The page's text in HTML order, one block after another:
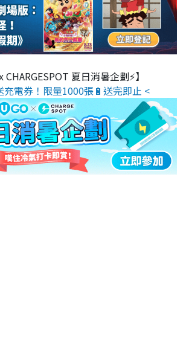
CHARGESPOT 夏日消暑企劃⚡】
充電券！限量1000張🔋送完即止 <